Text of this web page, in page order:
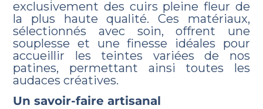
exclusivement des cuirs pleine fleur de
la plus haute qualité. Ces matériaux,
sélectionnés avec soin, offrent une
souplesse et une finesse idéales pour
accueillir les teintes variées de nos
patines, permettant ainsi toutes les
audaces créatives.
Un savoir-faire artisanal